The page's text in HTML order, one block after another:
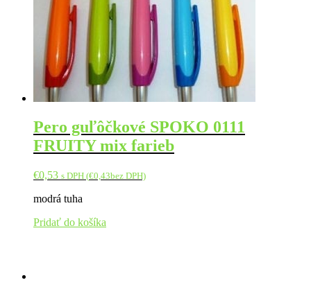
Pero guľôčkové SPOKO 0111
FRUITY mix farieb
€0,53 s DPH (€0,43bez DPH)
modrá tuha
Pridať do košíka